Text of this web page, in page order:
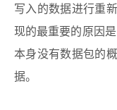
写入的数据进行重
现的最重要的原因
本身没有数据包的
据。